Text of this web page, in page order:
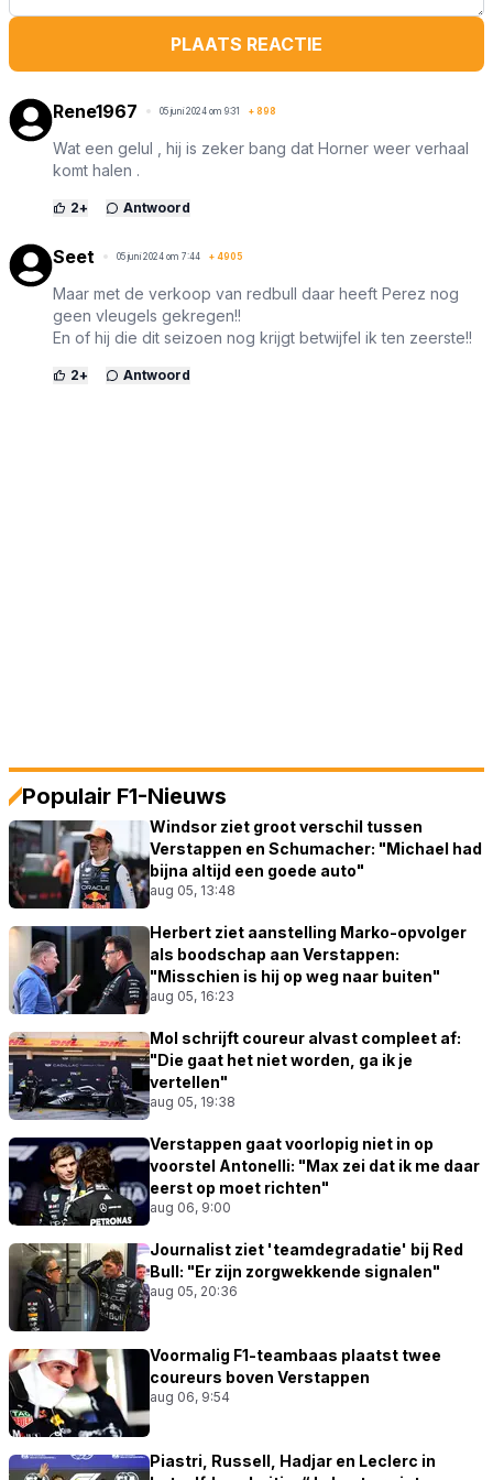
PLAATS REACTIE
Rene1967 05 juni 2024 om 9:31 + 898
Wat een gelul , hij is zeker bang dat Horner weer verhaal
komt halen .
2+ Antwoord
Seet 05 juni 2024 om 7:44 + 4905
Maar met de verkoop van redbull daar heeft Perez nog
geen vleugels gekregen!!
En of hij die dit seizoen nog krijgt betwijfel ik ten zeerste!!
2+ Antwoord
Populair F1-Nieuws
Windsor ziet groot verschil tussen
Verstappen en Schumacher: "Michael had
bijna altijd een goede auto"
aug 05, 13:48
Herbert ziet aanstelling Marko-opvolger
als boodschap aan Verstappen:
"Misschien is hij op weg naar buiten"
aug 05, 16:23
Mol schrijft coureur alvast compleet af:
"Die gaat het niet worden, ga ik je
vertellen"
aug 05, 19:38
Verstappen gaat voorlopig niet in op
voorstel Antonelli: "Max zei dat ik me daar
eerst op moet richten"
aug 06, 9:00
Journalist ziet 'teamdegradatie' bij Red
Bull: "Er zijn zorgwekkende signalen"
aug 05, 20:36
Voormalig F1-teambaas plaatst twee
coureurs boven Verstappen
aug 06, 9:54
Piastri, Russell, Hadjar en Leclerc in